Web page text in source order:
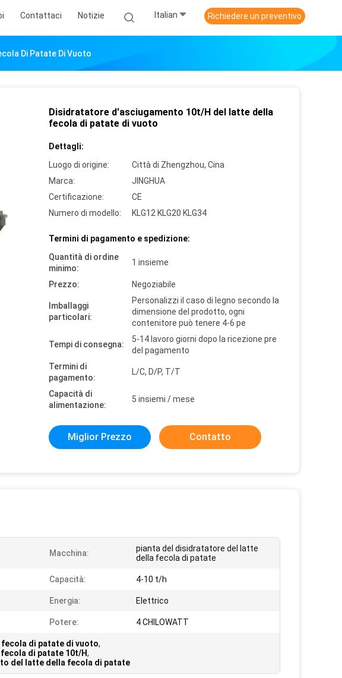
Contattaci Notizie Italian Richiedere un preventivo
Di Patate Di Vuoto
Disidratatore d'asciugamento 10t/H del latte della
fecola di patate di vuoto
Dettagli:
Luogo di origine:
Città di Zhengzhou, Cina
Marca:
JINGHUA
Certificazione:
CE
Numero di modello:
KLG12 KLG20 KLG34
Termini di pagamento e spedizione:
Quantità di ordine
minimo:
1 insieme
Prezzo: Negoziabile
Imballaggi
particolari:
Personalizzi il caso di legno secondo la
dimensione del prodotto, ogni
contenitore può tenere 4-6 pe
Tempi di consegna:
5-14 lavoro giorni dopo la ricezione pre
del pagamento
Termini di
pagamento:
L/C, D/P, T/T
Capacità di
alimentazione:
5 insiemi / mese
Miglior Prezzo Contatto
Macchina:
pianta del disidratatore del latte
della fecola di patate
Capacità: 4-10 t/h
Energia: Elettrico
Potere: 4 CHILOWATT
di patate di vuoto,
di patate 10t/H,
del latte della fecola di patate